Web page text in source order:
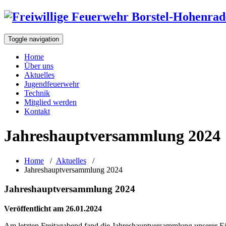
Toggle navigation
Home
Über uns
Aktuelles
Jugendfeuerwehr
Technik
Mitglied werden
Kontakt
Jahreshauptversammlung 2024
Home / Aktuelles /
Jahreshauptversammlung 2024
Jahreshauptversammlung 2024
Veröffentlicht am 26.01.2024